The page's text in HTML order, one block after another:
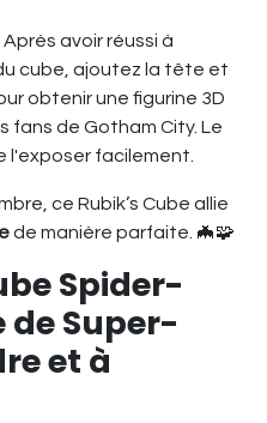
Après avoir réussi à
cube, ajoutez la tête et
obtenir une figurine 3D
fans de Gotham City. Le
l'exposer facilement.
ce Rubik’s Cube allie
de manière parfaite. 🦇🧩
Spider-
de Super-
et à